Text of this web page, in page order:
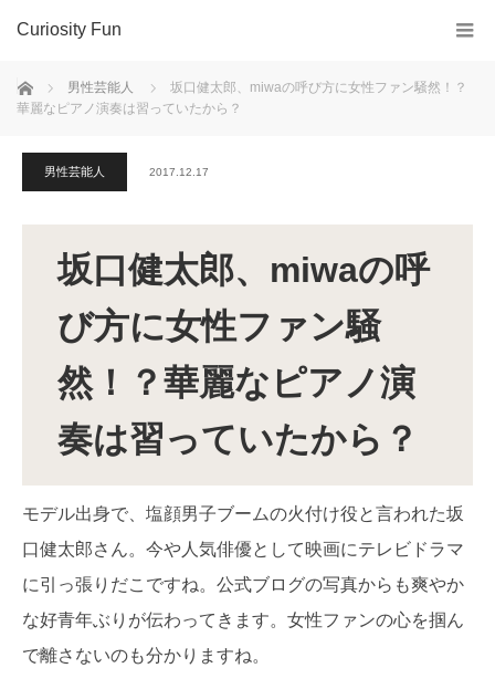
Curiosity Fun
ホーム 男性芸能人
坂口健太郎、miwaの呼び方に女性ファン騒然！？
華麗なピアノ演奏は習っていたから？
男性芸能人 2017.12.17
坂口健太郎、miwaの呼
び方に女性ファン騒
然！？華麗なピアノ演
奏は習っていたから？
モデル出身で、塩顔男子ブームの火付け役と言われた坂
口健太郎さん。今や人気俳優として映画にテレビドラマ
に引っ張りだこですね。公式ブログの写真からも爽やか
な好青年ぶりが伝わってきます。女性ファンの心を掴ん
で離さないのも分かりますね。